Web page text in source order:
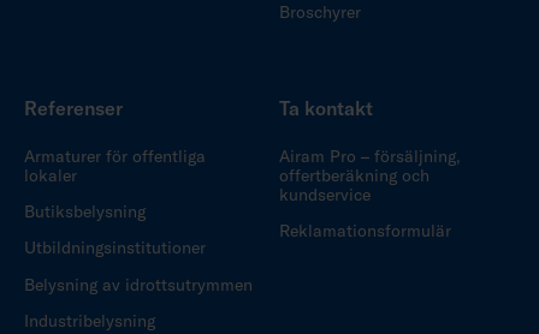
Broschyrer
Referenser
Armaturer för offentliga
lokaler
Butiksbelysning
Utbildningsinstitutioner
Belysning av idrottsutrymmen
Industribelysning
Ta kontakt
Airam Pro – försäljning,
offertberäkning och
kundservice
Reklamationsformulär